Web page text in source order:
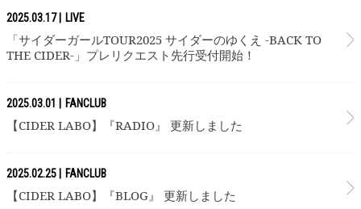
2025.03.17 LIVE
「サイダーガールTOUR2025 サイダーのゆくえ -BACK TO
THE CIDER-」プレリクエスト先行受付開始！
2025.03.01 FANCLUB
【CIDER LABO】『RADIO』 更新しました
2025.02.25 FANCLUB
【CIDER LABO】『BLOG』 更新しました